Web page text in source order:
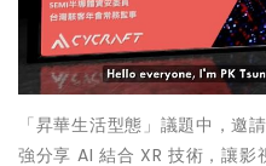
「昇華生活型態」議題中，
強分享 AI 結合 XR 技術，讓影